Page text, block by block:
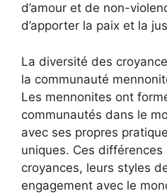
d’amour et de non-
d’apporter la paix et la
La diversité des
la communauté
Les mennonites ont
communautés dans le
avec ses propres
uniques. Ces
croyances, leurs styles
engagement avec le